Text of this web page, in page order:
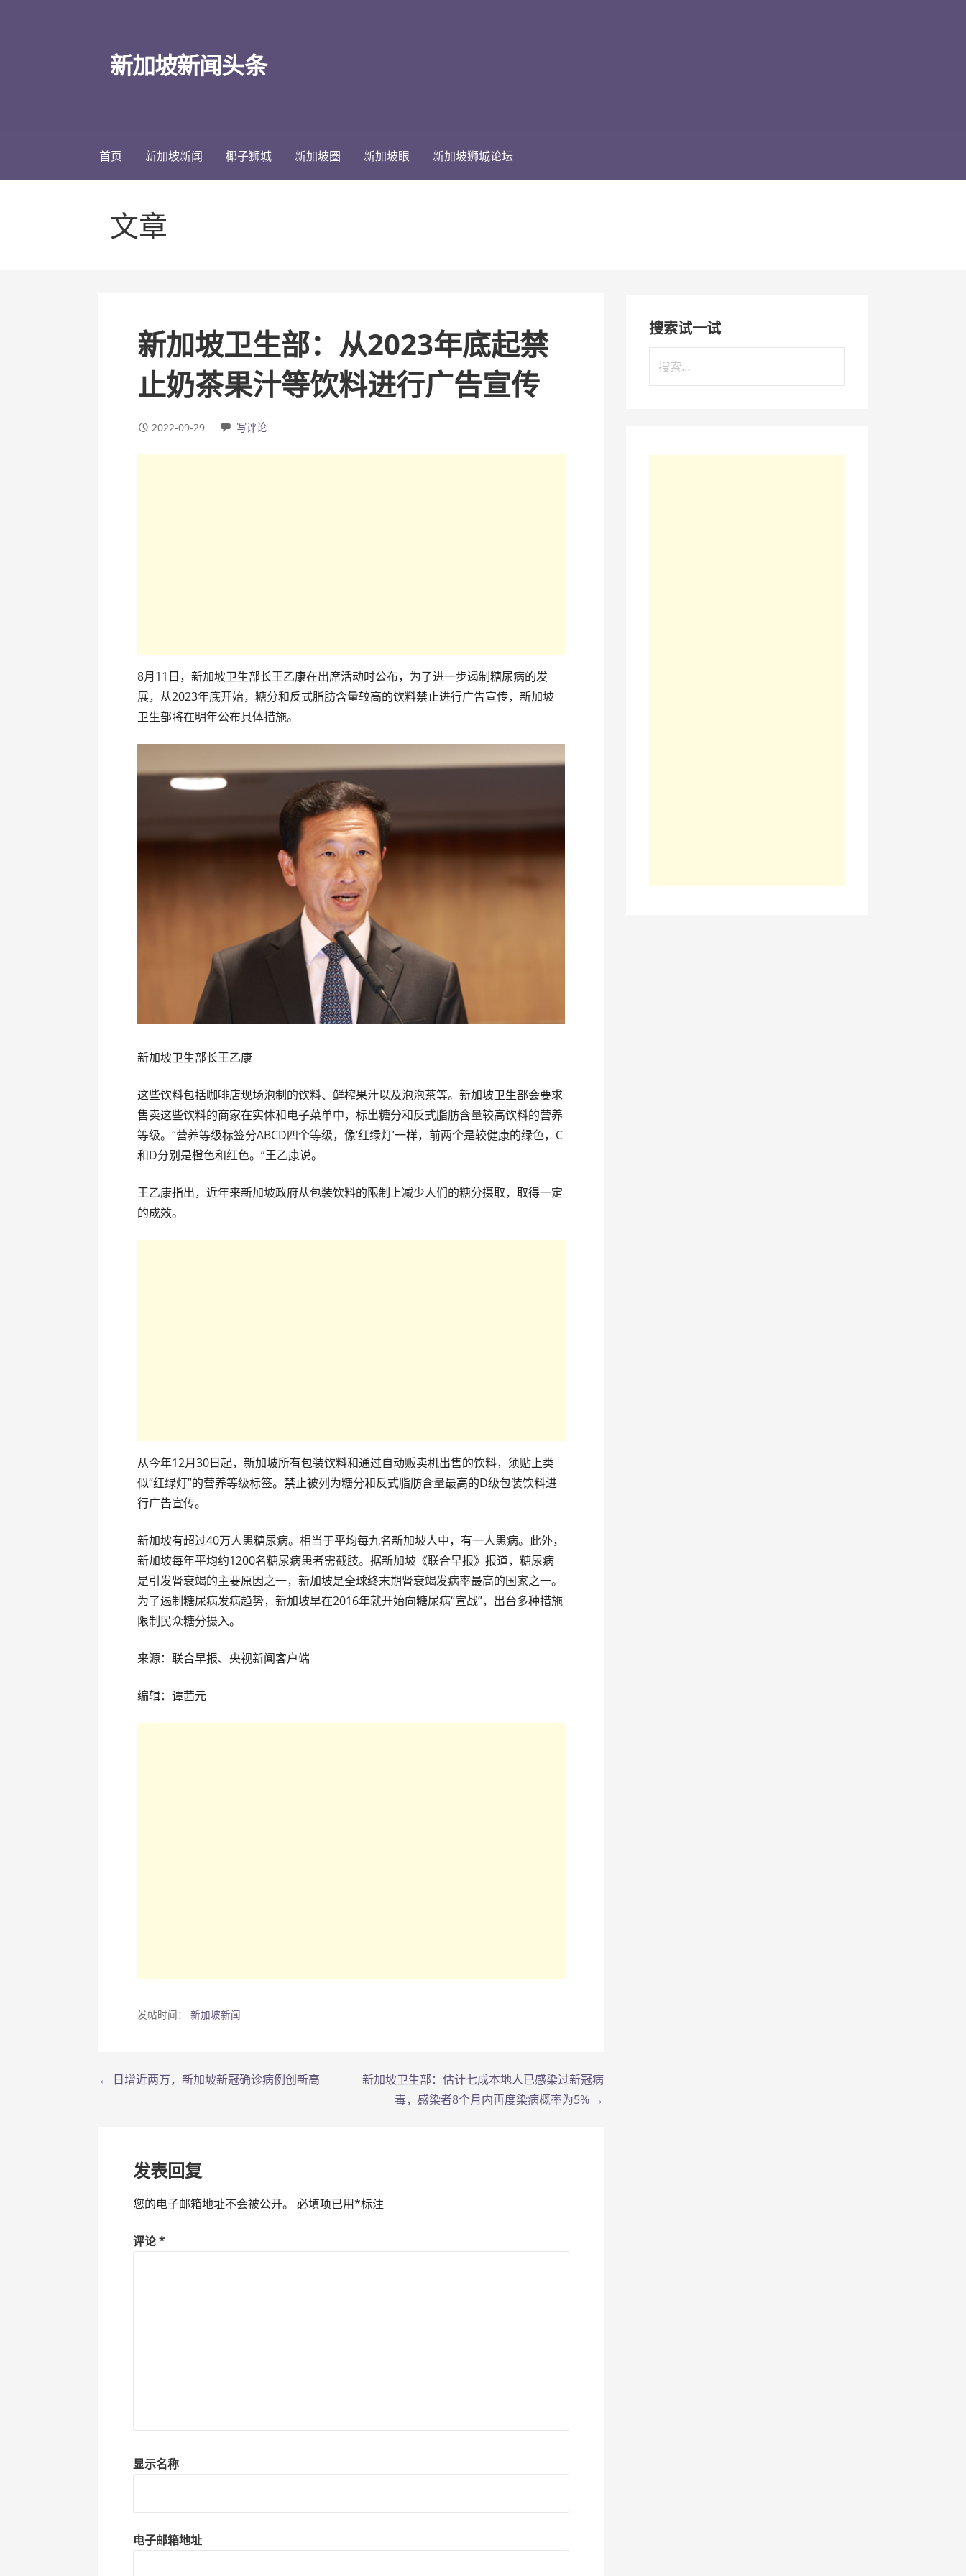
新加坡新闻头条
首页 新加坡新闻 椰子狮城 新加坡圈 新加坡眼 新加坡狮城论坛
文章
新加坡卫生部：从2023年底起禁
止奶茶果汁等饮料进行广告宣传
2022-09-29 写评论
8月11日，新加坡卫生部长王乙康在出席活动时公布，为了进一步遏制糖尿病的发
展，从2023年底开始，糖分和反式脂肪含量较高的饮料禁止进行广告宣传，新加坡
卫生部将在明年公布具体措施。
新加坡卫生部长王乙康
这些饮料包括咖啡店现场泡制的饮料、鲜榨果汁以及泡泡茶等。新加坡卫生部会要求
售卖这些饮料的商家在实体和电子菜单中，标出糖分和反式脂肪含量较高饮料的营养
等级。“营养等级标签分ABCD四个等级，像‘红绿灯’一样，前两个是较健康的绿色，C
和D分别是橙色和红色。”王乙康说。
王乙康指出，近年来新加坡政府从包装饮料的限制上减少人们的糖分摄取，取得一定
的成效。
从今年12月30日起，新加坡所有包装饮料和通过自动贩卖机出售的饮料，须贴上类
似“红绿灯”的营养等级标签。禁止被列为糖分和反式脂肪含量最高的D级包装饮料进
行广告宣传。
新加坡有超过40万人患糖尿病。相当于平均每九名新加坡人中，有一人患病。此外，
新加坡每年平均约1200名糖尿病患者需截肢。据新加坡《联合早报》报道，糖尿病
是引发肾衰竭的主要原因之一，新加坡是全球终末期肾衰竭发病率最高的国家之一。
为了遏制糖尿病发病趋势，新加坡早在2016年就开始向糖尿病“宣战”，出台多种措施
限制民众糖分摄入。
来源：联合早报、央视新闻客户端
编辑：谭茜元
发帖时间：新加坡新闻
文
← 日增近两万，新加坡新冠确诊病例创新高
新加坡卫生部：估计七成本地人已感染过新冠病
毒，感染者8个月内再度染病概率为5% →
发表回复
您的电子邮箱地址不会被公开。 必填项已用*标注
评论*
显示名称
电子邮箱地址
搜索试一试
索